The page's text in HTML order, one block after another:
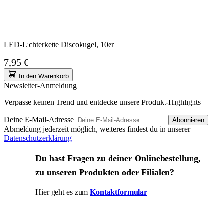
LED-Lichterkette Discokugel, 10er
7,95 €
In den Warenkorb
Newsletter-Anmeldung
Verpasse keinen Trend und entdecke unsere Produkt-Highlights
Deine E-Mail-Adresse Abonnieren
Abmeldung jederzeit möglich, weiteres findest du in unserer
Datenschutzerklärung
Du hast Fragen zu deiner Onlinebestellung,
zu unseren Produkten oder Filialen?
Hier geht es zum Kontaktformular